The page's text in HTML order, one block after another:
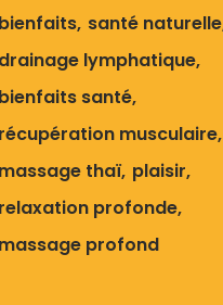
bienfaits santé naturelle
drainage lymphatique
bienfaits santé
récupération musculaire
massage thaï plaisir
relaxation profonde
massage profond